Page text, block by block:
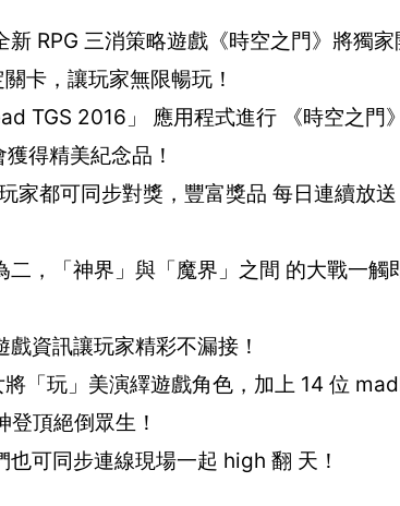
RPG 三消策略遊戲《時空之門》將獨
卡，讓玩家無限暢玩！
TGS 2016」 應用程式進行 《時空之門
得精美紀念品！
家都可同步對獎，豐富獎品 每日連續放
，「神界」與「魔界」之間 的大戰一觸
資訊讓玩家精彩不漏接！
玩」美演繹遊戲角色，加上 14 位
頂絕倒眾生！
可同步連線現場一起 high 翻 天！